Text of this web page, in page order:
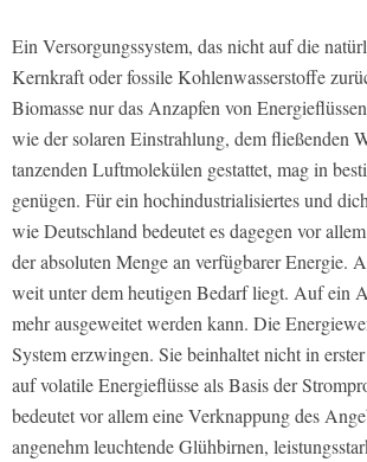
Ein Versorgungssystem, das nicht auf die
Kernkraft oder fossile Kohlenwasserstoffe
Biomasse nur das Anzapfen von
wie der solaren Einstrahlung, dem fließenden
tanzenden Luftmolekülen gestattet, mag in
genügen. Für ein hochindustrialisiertes und
wie Deutschland bedeutet es dagegen vor
der absoluten Menge an verfügbarer Energie.
weit unter dem heutigen Bedarf liegt. Auf ein
mehr ausgeweitet werden kann. Die
System erzwingen. Sie beinhaltet nicht in
auf volatile Energieflüsse als Basis der
bedeutet vor allem eine Verknappung des
angenehm leuchtende Glühbirnen,